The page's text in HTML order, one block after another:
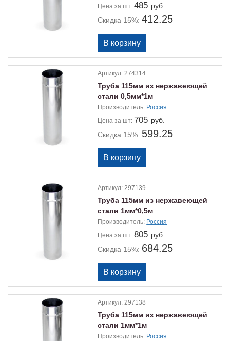
Цена за шт:485 руб.
Скидка 15%:412.25
Артикул:274314
Труба 115мм из нержавеющей
стали 0,5мм*1м
Производитель: Россия
Цена за шт: 705 руб.
Скидка 15%: 599.25
Артикул:297139
Труба 115мм из нержавеющей
стали 1мм*0,5м
Производитель: Россия
Цена за шт:805 руб.
Скидка 15%: 684.25
Артикул:297138
Труба 115мм из нержавеющей
стали 1мм*1м
Производитель: Россия